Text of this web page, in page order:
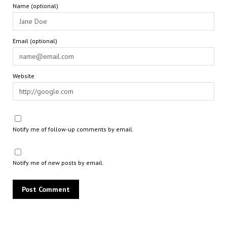
Name (optional)
Email (optional)
Website
Notify me of follow-up comments by email.
Notify me of new posts by email.